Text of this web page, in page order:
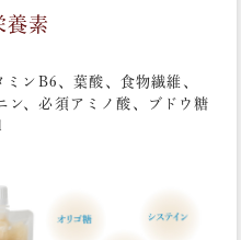
養素
ンB6、葉酸、食物繊維、
ン、必須アミノ酸、ブドウ糖